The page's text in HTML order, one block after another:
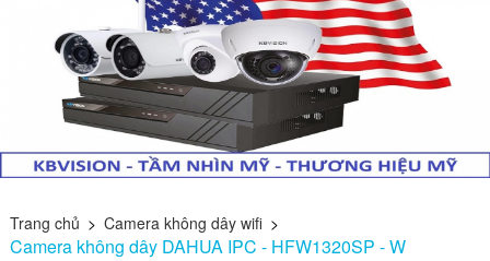
Trang chủ > Camera không dây wifi >
Camera không dây DAHUA IPC - HFW1320SP - W